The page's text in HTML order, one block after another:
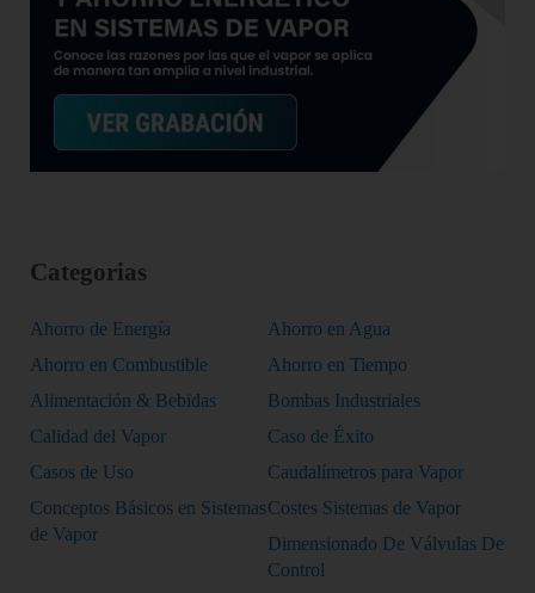
Categorias
Ahorro de Energía
Ahorro en Agua
Ahorro en Combustible
Ahorro en Tiempo
Alimentación & Bebidas
Bombas Industriales
Calidad del Vapor
Caso de Éxito
Casos de Uso
Caudalímetros para Vapor
Conceptos Básicos en Sistemas
de Vapor
Costes Sistemas de Vapor
Dimensionado De Válvulas De
Control